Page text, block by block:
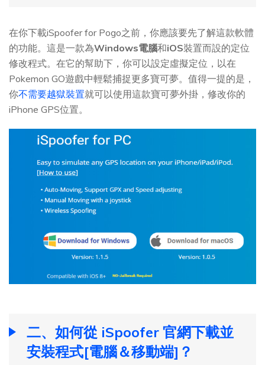
在你下載iSpoofer for Pogo之前，你應該要先了解這款軟體
的功能。這是一款為Windows電腦和iOS裝置而設的定位
修改程式。在它的幫助下，你可以設定虛擬定位，以在
Pokemon GO遊戲中輕鬆捕捉更多寶可夢。值得一提的是，
你不需要越獄裝置就可以使用這款寶可夢外掛，修改你的
iPhone GPS位置。
二、如何從 iSpoofer 官網下載並
安裝程式[電腦＆移動端]？